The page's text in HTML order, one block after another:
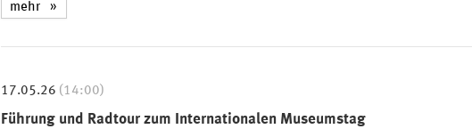
mehr
17.05.26 (14:00)
Führung und Radtour zum Internationalen Museumstag